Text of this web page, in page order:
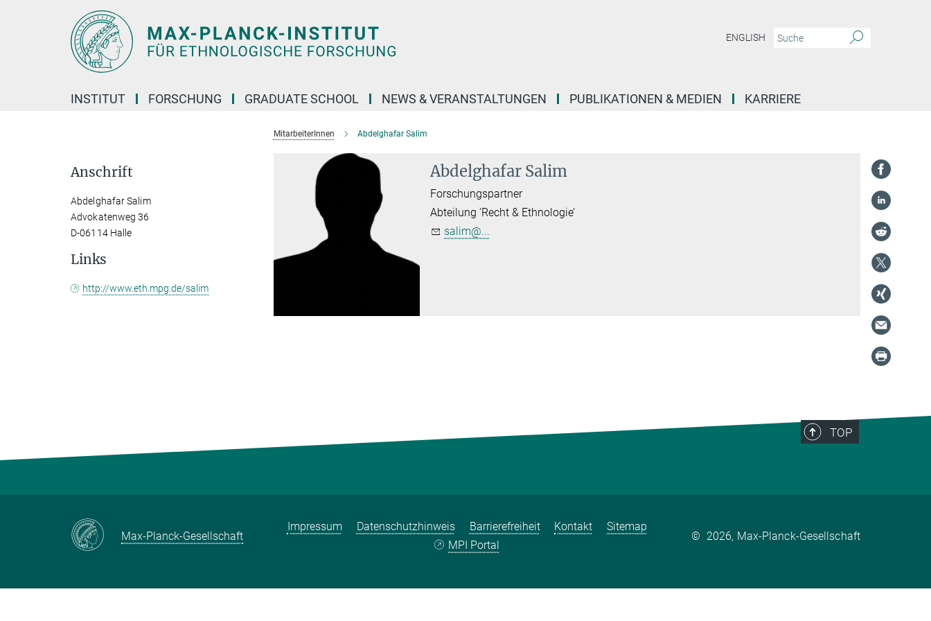
ENGLISH
INSTITUT FORSCHUNG GRADUATE SCHOOL NEWS & VERANSTALTUNGEN PUBLIKATIONEN & MEDIEN KARRIERE
MitarbeiterInnen Abdelghafar Salim
Abdelghafar Salim
Forschungspartner
Abteilung ‘Recht & Ethnologie’
salim@...
Anschrift
Abdelghafar Salim
Advokatenweg 36
D-06114 Halle
Links
http://www.eth.mpg.de/salim
TOP
Max-Planck-Gesellschaft
Impressum Datenschutzhinweis Barrierefreiheit Kontakt
Sitemap
MPI Portal
© 2026, Max-Planck-Gesellschaft